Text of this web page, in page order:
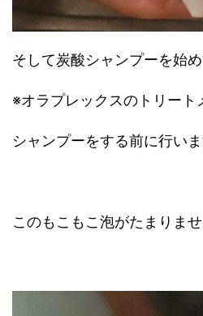
そして炭酸シャンプーを始め
※オラプレックスのトリート
シャンプーをする前に行いま
このもこもこ泡がたまりま